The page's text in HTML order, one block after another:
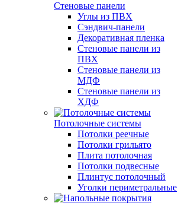
Стеновые панели
Углы из ПВХ
Сэндвич-панели
Декоративная пленка
Стеновые панели из
ПВХ
Стеновые панели из
МДФ
Стеновые панели из
ХДФ
Потолочные системы
Потолки реечные
Потолки грильято
Плита потолочная
Потолки подвесные
Плинтус потолочный
Уголки периметральные